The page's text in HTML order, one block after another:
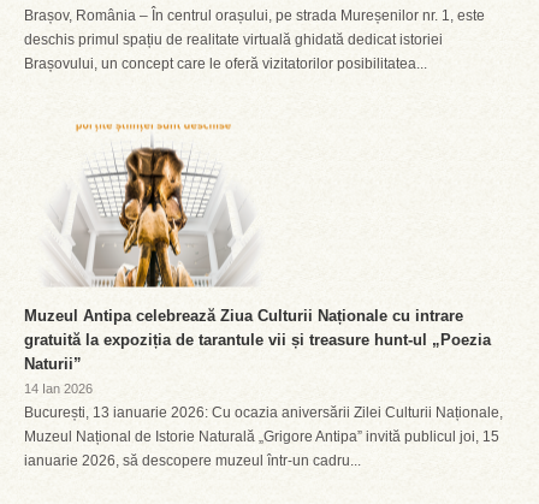
Brașov, România – În centrul orașului, pe strada Mureșenilor nr. 1, este
deschis primul spațiu de realitate virtuală ghidată dedicat istoriei
Brașovului, un concept care le oferă vizitatorilor posibilitatea...
Muzeul Antipa celebrează Ziua Culturii Naționale cu intrare
gratuită la expoziția de tarantule vii și treasure hunt-ul „Poezia
Naturii”
14 Ian 2026
București, 13 ianuarie 2026: Cu ocazia aniversării Zilei Culturii Naționale,
Muzeul Național de Istorie Naturală „Grigore Antipa” invită publicul joi, 15
ianuarie 2026, să descopere muzeul într-un cadru...